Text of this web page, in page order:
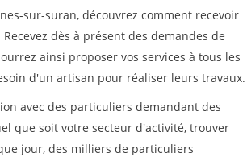
sur-suran, découvrez comment recevoir
dès à présent des demandes de
ainsi proposer vos services à tous les
d'un artisan pour réaliser leurs travaux.
avec des particuliers demandant des
que soit votre secteur d'activité, trouver
jour, des milliers de particuliers